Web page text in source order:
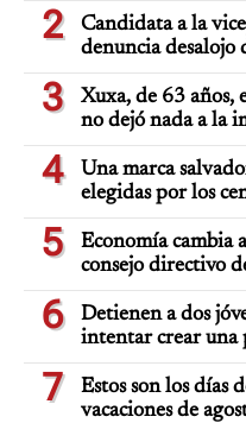
2
Candidata a la
denuncia desalojo
3
Xuxa, de 63 años,
no dejó nada a la
4
Una marca
elegidas por los
5
Economía cambia
consejo directivo
6
Detienen a dos
intentar crear una
7
Estos son los días
vacaciones de